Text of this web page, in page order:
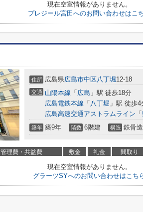
現在空室情報がありません。
プレジール宮田へのお問い合わせはこ
住所 広島県広島市中区八丁堀12-18
交通 山陽本線 「 広島 」駅 徒歩18分
広島電鉄本線 「 八丁堀 」駅 徒歩4
広島高速交通アストラムライン 「
築年 築9年 階数 6階建 構造 鉄骨造
管理費・共益費 敷金 礼金 間取り
現在空室情報がありません。
グラーツSYへのお問い合わせはこち